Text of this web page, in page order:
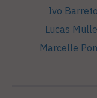
Ivo Barreto
Lucas
Marcelle